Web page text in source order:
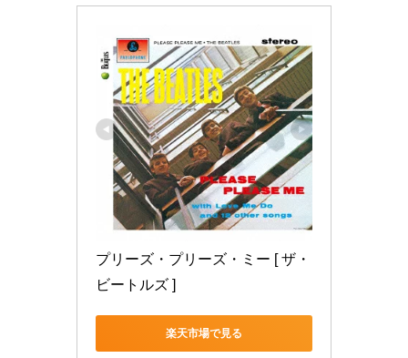
プリーズ・プリーズ・ミー [ ザ・
ビートルズ ]
楽天市場で見る